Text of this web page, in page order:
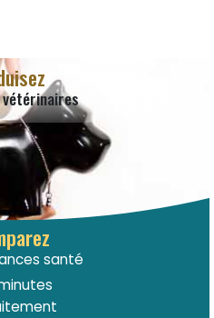
santé